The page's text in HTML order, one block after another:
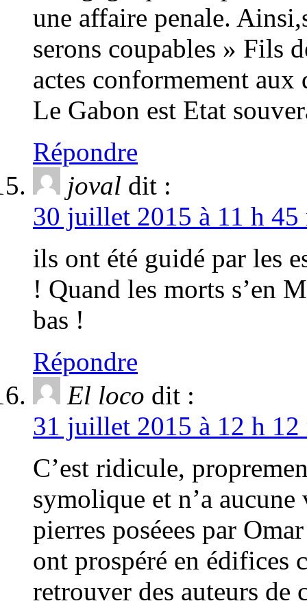
une affaire penale.
serons coupables » Fils
actes conformement
Le Gabon est Etat
Répondre
joval dit :
30 juillet 2015 à 11 h
ils ont été guidé par les
! Quand les morts s’en
bas !
Répondre
El loco dit :
31 juillet 2015 à 12 h
C’est ridicule,
symolique et n’a
pierres poséees par
ont prospéré en édifices
retrouver des auteurs